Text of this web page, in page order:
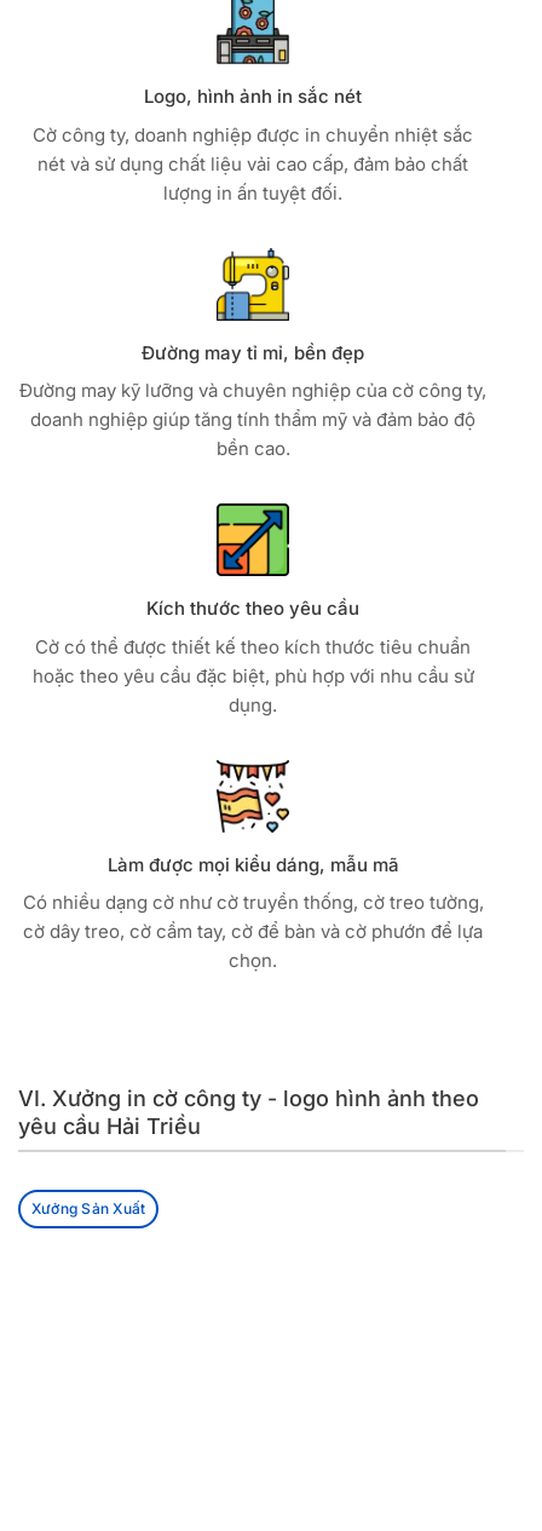
Logo, hình ảnh in sắc nét
Cờ công ty, doanh nghiệp được in chuyển nhiệt sắc
nét và sử dụng chất liệu vải cao cấp, đảm bảo chất
lượng in ấn tuyệt đối.
Đường may tỉ mỉ, bền đẹp
Đường may kỹ lưỡng và chuyên nghiệp của cờ công ty,
doanh nghiệp giúp tăng tính thẩm mỹ và đảm bảo độ
bền cao.
Kích thước theo yêu cầu
Cờ có thể được thiết kế theo kích thước tiêu chuẩn
hoặc theo yêu cầu đặc biệt, phù hợp với nhu cầu sử
dụng.
Làm được mọi kiểu dáng, mẫu mã
Có nhiều dạng cờ như cờ truyền thống, cờ treo tường,
cờ dây treo, cờ cầm tay, cờ để bàn và cờ phướn để lựa
chọn.
VI. Xưởng in cờ công ty - logo hình ảnh theo
yêu cầu Hải Triều
Xưởng Sản Xuất